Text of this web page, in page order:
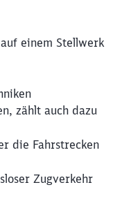
einem Stellwerk
zählt auch dazu
die Fahrstrecken
Zugverkehr